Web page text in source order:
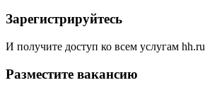
Зарегистрируйтесь
И получите доступ ко всем услугам hh.ru
Разместите вакансию